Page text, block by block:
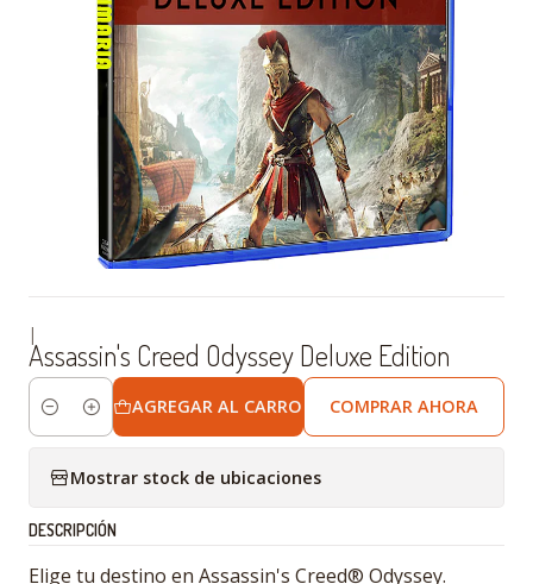
|
Assassin's Creed Odyssey Deluxe Edition
Cantidad
AGREGAR AL CARRO COMPRAR AHORA
Mostrar stock de ubicaciones
DESCRIPCIÓN
Elige tu destino en Assassin's Creed® Odyssey.